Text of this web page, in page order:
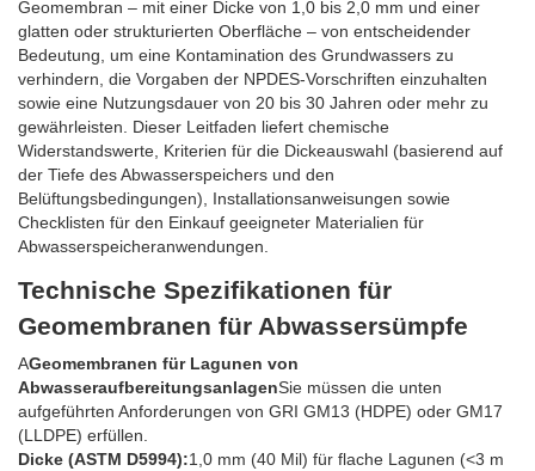
Geomembran – mit einer Dicke von 1,0 bis 2,0 mm und einer
glatten oder strukturierten Oberfläche – von entscheidender
Bedeutung, um eine Kontamination des Grundwassers zu
verhindern, die Vorgaben der NPDES-Vorschriften einzuhalten
sowie eine Nutzungsdauer von 20 bis 30 Jahren oder mehr zu
gewährleisten. Dieser Leitfaden liefert chemische
Widerstandswerte, Kriterien für die Dickeauswahl (basierend auf
der Tiefe des Abwasserspeichers und den
Belüftungsbedingungen), Installationsanweisungen sowie
Checklisten für den Einkauf geeigneter Materialien für
Abwasserspeicheranwendungen.
Technische Spezifikationen für
Geomembranen für Abwassersümpfe
AGeomembranen für Lagunen von
AbwasseraufbereitungsanlagenSie müssen die unten
aufgeführten Anforderungen von GRI GM13 (HDPE) oder GM17
(LLDPE) erfüllen.
Dicke (ASTM D5994):1,0 mm (40 Mil) für flache Lagunen (<3 m